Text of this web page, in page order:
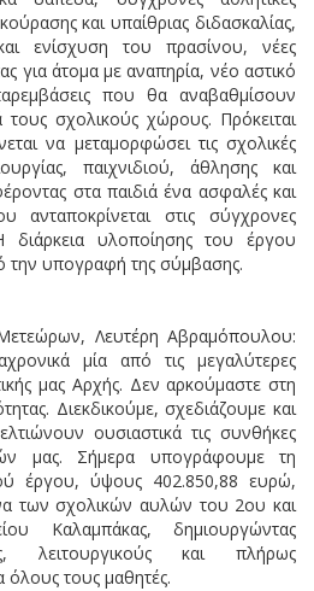
και υπαίθριας διδασκαλίας,
ενίσχυση του πρασίνου, νέες
για άτομα με αναπηρία, νέο αστικό
που θα αναβαθμίσουν
τους σχολικούς χώρους. Πρόκειται
να μεταμορφώσει τις σχολικές
παιχνιδιού, άθλησης και
στα παιδιά ένα ασφαλές και
ανταποκρίνεται στις σύγχρονες
διάρκεια υλοποίησης του έργου
την υπογραφή της σύμβασης.
Λευτέρη Αβραμόπουλου:
μία από τις μεγαλύτερες
μας Αρχής. Δεν αρκούμαστε στη
Διεκδικούμε, σχεδιάζουμε και
ουσιαστικά τις συνθήκες
μας. Σήμερα υπογράφουμε τη
έργου, ύψους 402.850,88 ευρώ,
των σχολικών αυλών του 2ου και
Καλαμπάκας, δημιουργώντας
λειτουργικούς και πλήρως
τους μαθητές.